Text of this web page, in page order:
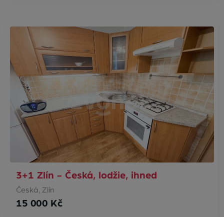
3+1 Zlín - Česká, lodžie, ihned
Česká, Zlín
15 000 Kč